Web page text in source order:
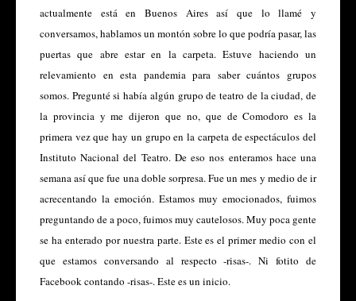
actualmente está en Buenos Aires así que lo llamé y
conversamos, hablamos un montón sobre lo que podría pasar, las
puertas que abre estar en la carpeta. Estuve haciendo un
relevamiento en esta pandemia para saber cuántos grupos
somos. Pregunté si había algún grupo de teatro de la ciudad, de
la provincia y me dijeron que no, que de Comodoro es la
primera vez que hay un grupo en la carpeta de espectáculos del
Instituto Nacional del Teatro. De eso nos enteramos hace una
semana así que fue una doble sorpresa. Fue un mes y medio de ir
acrecentando la emoción. Estamos muy emocionados, fuimos
preguntando de a poco, fuimos muy cautelosos. Muy poca gente
se ha enterado por nuestra parte. Este es el primer medio con el
que estamos conversando al respecto -risas-. Ni fotito de
Facebook contando -risas-. Este es un inicio.